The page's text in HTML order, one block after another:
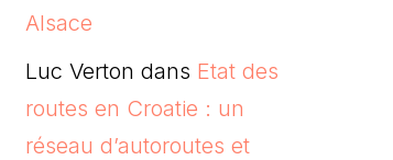
Alsace
Luc Verton dans Etat des
routes en Croatie : un
réseau d’autoroutes et